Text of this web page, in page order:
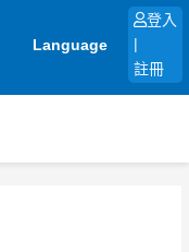
Language
登入
註冊